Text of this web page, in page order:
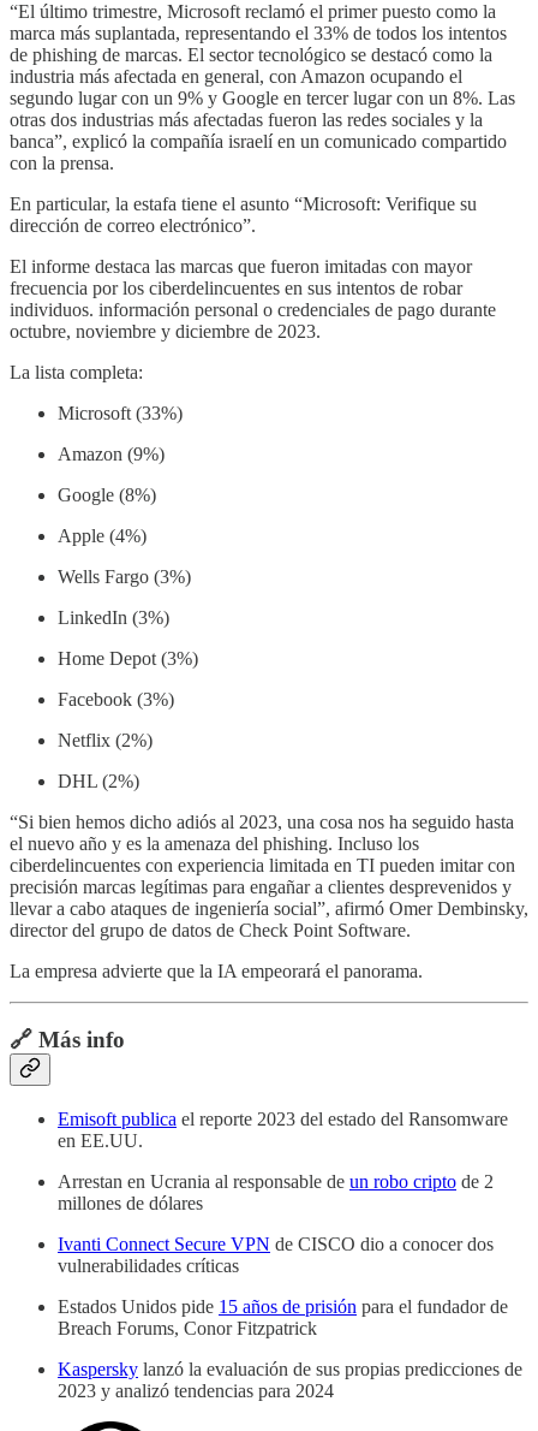
“El último trimestre, Microsoft reclamó el primer puesto como la
marca más suplantada, representando el 33% de todos los intentos
de phishing de marcas. El sector tecnológico se destacó como la
industria más afectada en general, con Amazon ocupando el
segundo lugar con un 9% y Google en tercer lugar con un 8%. Las
otras dos industrias más afectadas fueron las redes sociales y la
banca”, explicó la compañía israelí en un comunicado compartido
con la prensa.
En particular, la estafa tiene el asunto “Microsoft: Verifique su
dirección de correo electrónico”.
El informe destaca las marcas que fueron imitadas con mayor
frecuencia por los ciberdelincuentes en sus intentos de robar
individuos. información personal o credenciales de pago durante
octubre, noviembre y diciembre de 2023.
La lista completa:
Microsoft (33%)
Amazon (9%)
Google (8%)
Apple (4%)
Wells Fargo (3%)
LinkedIn (3%)
Home Depot (3%)
Facebook (3%)
Netflix (2%)
DHL (2%)
“Si bien hemos dicho adiós al 2023, una cosa nos ha seguido hasta
el nuevo año y es la amenaza del phishing. Incluso los
ciberdelincuentes con experiencia limitada en TI pueden imitar con
precisión marcas legítimas para engañar a clientes desprevenidos y
llevar a cabo ataques de ingeniería social”, afirmó Omer Dembinsky,
director del grupo de datos de Check Point Software.
La empresa advierte que la IA empeorará el panorama.
🔗 Más info
Emisoft publica el reporte 2023 del estado del Ransomware
en EE.UU.
Arrestan en Ucrania al responsable de un robo cripto de 2
millones de dólares
Ivanti Connect Secure VPN de CISCO dio a conocer dos
vulnerabilidades críticas
Estados Unidos pide 15 años de prisión para el fundador de
Breach Forums, Conor Fitzpatrick
Kaspersky lanzó la evaluación de sus propias predicciones de
2023 y analizó tendencias para 2024